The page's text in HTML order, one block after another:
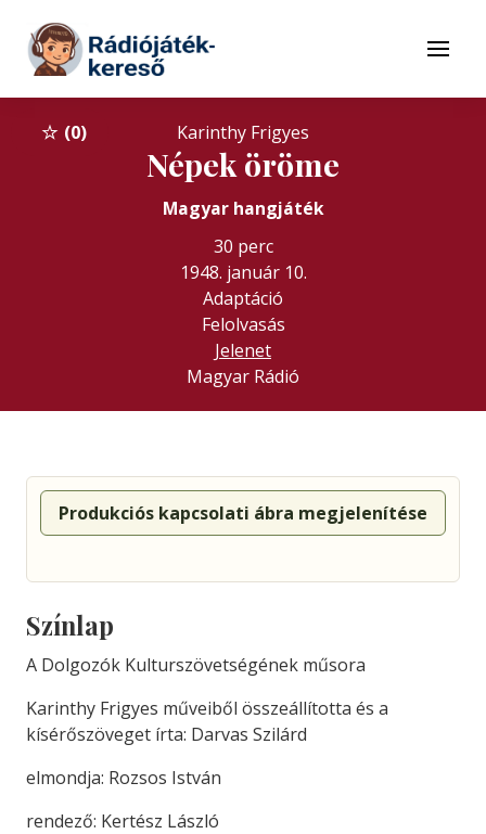
Tovább a tartalomhoz
Menü
0 Karinthy Frigyes
Népek öröme
Magyar hangjáték
30 perc
1948. január 10.
Adaptáció
Felolvasás
Jelenet
Magyar Rádió
Produkciós kapcsolati ábra megjelenítése
Színlap
A Dolgozók Kulturszövetségének műsora
Karinthy Frigyes műveiből összeállította és a
kísérőszöveget írta: Darvas Szilárd
elmondja: Rozsos István
rendező: Kertész László